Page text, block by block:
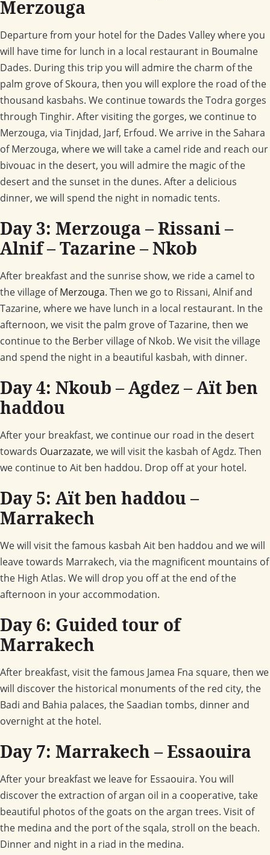
Merzouga
Departure from your hotel for the Dades Valley where you
will have time for lunch in a local restaurant in Boumalne
Dades. During this trip you will admire the charm of the
palm grove of Skoura, then you will explore the road of the
thousand kasbahs. We continue towards the Todra gorges
through Tinghir. After visiting the gorges, we continue to
Merzouga, via Tinjdad, Jarf, Erfoud. We arrive in the Sahara
of Merzouga, where we will take a camel ride and reach our
bivouac in the desert, you will admire the magic of the
desert and the sunset in the dunes. After a delicious
dinner, we will spend the night in nomadic tents.
Day 3: Merzouga – Rissani –
Alnif – Tazarine – Nkob
After breakfast and the sunrise show, we ride a camel to
the village ofMerzouga. Then we go to Rissani, Alnif and
Tazarine, where we have lunch in a local restaurant. In the
afternoon, we visit the palm grove of Tazarine, then we
continue to the Berber village of Nkob. We visit the village
and spend the night in a beautiful kasbah, with dinner.
Day 4: Nkoub – Agdez – Aït ben
haddou
After your breakfast, we continue our road in the desert
towards Ouarzazate, we will visit the kasbah of Agdz. Then
we continue to Ait ben haddou. Drop off at your hotel.
Day 5: Aït ben haddou –
Marrakech
We will visit the famous kasbah Ait ben haddou and we will
leave towards Marrakech, via the magnificent mountains of
the High Atlas. We will drop you off at the end of the
afternoon in your accommodation.
Day 6: Guided tour of
Marrakech
After breakfast, visit the famous Jamea Fna square, then we
will discover the historical monuments of the red city, the
Badi and Bahia palaces, the Saadian tombs, dinner and
overnight at the hotel.
Day 7: Marrakech – Essaouira
After your breakfast we leave for Essaouira. You will
discover the extraction of argan oil in a cooperative, take
beautiful photos of the goats on the argan trees. Visit of
the medina and the port of the sqala, stroll on the beach.
Dinner and night in a riad in the medina.